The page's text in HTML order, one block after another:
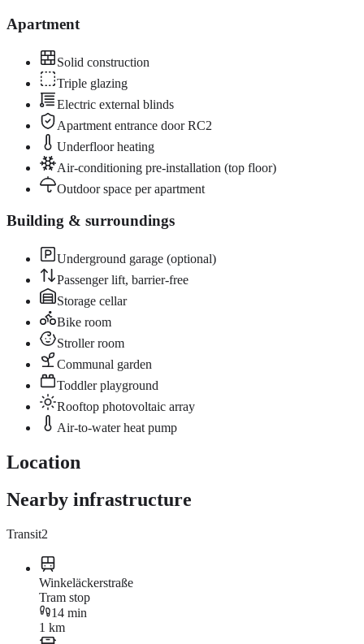
Apartment
Solid construction
Triple glazing
Electric external blinds
Apartment entrance door RC2
Underfloor heating
Air-conditioning pre-installation (top floor)
Outdoor space per apartment
Building & surroundings
Underground garage (optional)
Passenger lift, barrier-free
Storage cellar
Bike room
Stroller room
Communal garden
Toddler playground
Rooftop photovoltaic array
Air-to-water heat pump
Location
Nearby infrastructure
Transit2
Winkeläckerstraße
Tram stop
14 min
1 km